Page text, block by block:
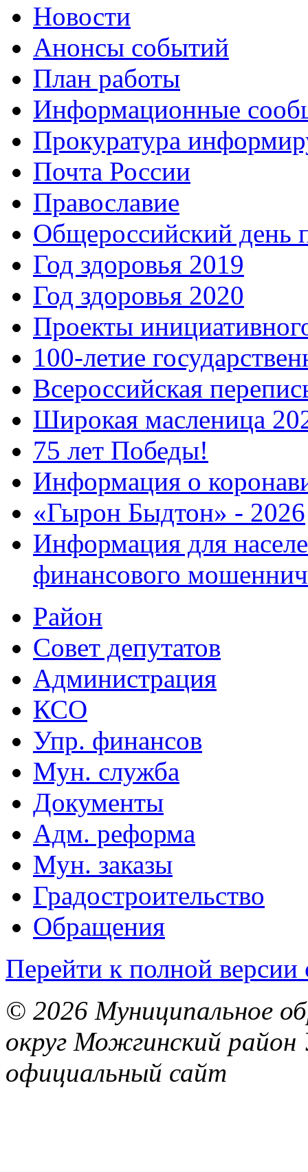
Новости
Анонсы событий
План работы
Информационные
Прокуратура
Почта России
Православие
Общероссийский день
Год здоровья 2019
Год здоровья 2020
Проекты
100-летие
Всероссийская
Широкая масленица
75 лет Победы!
Информация о
«Гырон Быдтон» - 2026
Информация для
финансового
Район
Совет депутатов
Администрация
КСО
Упр. финансов
Мун. служба
Документы
Адм. реформа
Мун. заказы
Градостроительство
Обращения
Перейти к полной версии
© 2026 Муниципальное
округ Можгинский район
официальный сайт